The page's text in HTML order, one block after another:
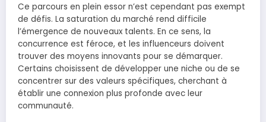
Ce parcours en plein essor n’est cependant pas exempt
de défis. La saturation du marché rend difficile
l’émergence de nouveaux talents. En ce sens, la
concurrence est féroce, et les influenceurs doivent
trouver des moyens innovants pour se démarquer.
Certains choisissent de développer une niche ou de se
concentrer sur des valeurs spécifiques, cherchant à
établir une connexion plus profonde avec leur
communauté.